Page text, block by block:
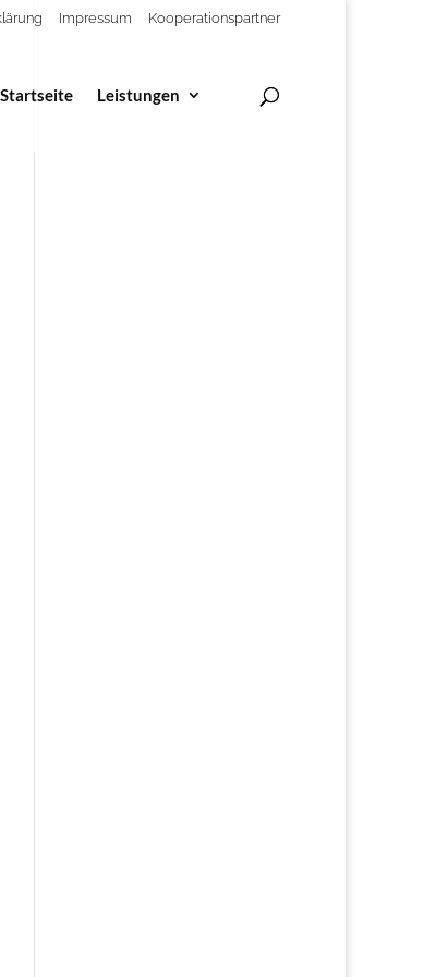
Impressum Kooperationspartner
Startseite Leistungen